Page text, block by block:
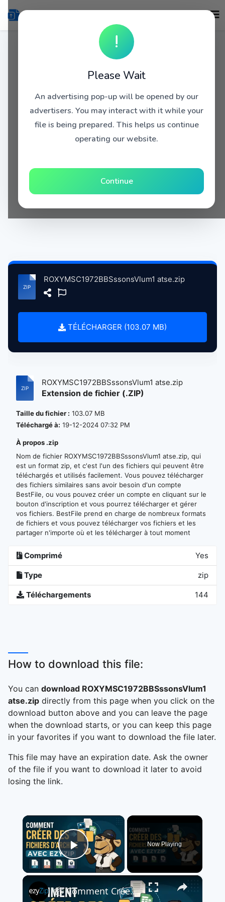
!
Please Wait
An advertising pop-up will be opened by our
advertisers. You may interact with it while your
file is being prepared. This helps us continue
operating our website.
Continue
ROXYMSC1972BBSssonsVlum1 atse.zip
TÉLÉCHARGER (103.07 MB)
ROXYMSC1972BBSssonsVlum1 atse.zip
Extension de fichier (.ZIP)
Taille du fichier : 103.07 MB
Téléchargé à: 19-12-2024 07:32 PM
À propos .zip
Nom de fichier ROXYMSC1972BBSssonsVlum1 atse.zip, qui
est un format zip, et c'est l'un des fichiers qui peuvent être
téléchargés et utilisés facilement. Vous pouvez télécharger
des fichiers similaires sans avoir besoin d'un compte
BestFile, ou vous pouvez créer un compte en cliquant sur le
bouton d'inscription et vous pourrez télécharger et gérer
vos fichiers. BestFile prend en charge de nombreux formats
de fichiers et vous pouvez télécharger vos fichiers et les
partager n'importe où et les télécharger à tout moment
Comprimé Yes
Type zip
Téléchargements 144
How to download this file:
You can download ROXYMSC1972BBSssonsVlum1
atse.zip directly from this page when you click on the
download button above and you can leave the page
when the download starts, or you can keep this page
in your favorites if you want to download the file later.
This file may have an expiration date. Ask the owner
of the file if you want to download it later to avoid
losing the link.
×
Play Video
Now Playing
×
📦 Comment Créer un Fichier d'Archive avec EzyZip en Ligne | Sans Installation de Logiciel